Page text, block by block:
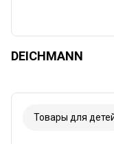
DEICHMANN
Товары для